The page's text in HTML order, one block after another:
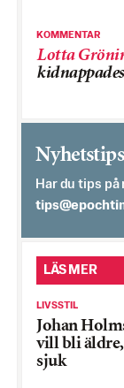
KOMMENTAR
Lotta
Nyhetstips
Har du tips på
LÄS MER
LIVSSTIL
Johan
vill bli
sjuk